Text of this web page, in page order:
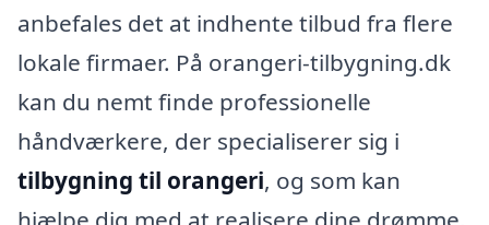
anbefales det at indhente tilbud fra flere
lokale firmaer. På orangeri-tilbygning.dk
kan du nemt finde professionelle
håndværkere, der specialiserer sig i
tilbygning til orangeri, og som kan